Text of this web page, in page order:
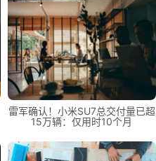
雷军确认！小米SU7总交付量已超
15万辆：仅用时10个月